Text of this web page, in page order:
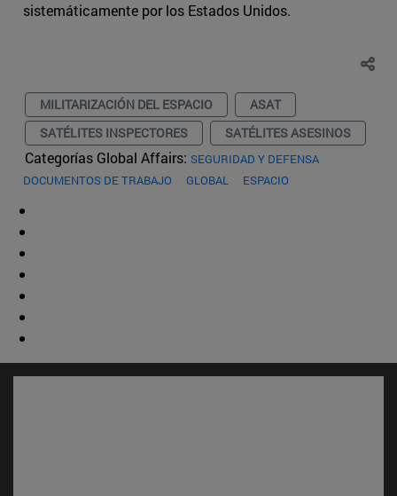
sistemáticamente por los Estados Unidos.
MILITARIZACIÓN DEL ESPACIO
ASAT
SATÉLITES INSPECTORES
SATÉLITES ASESINOS
Categorías Global Affairs: SEGURIDAD Y DEFENSA
DOCUMENTOS DE TRABAJO
GLOBAL ESPACIO